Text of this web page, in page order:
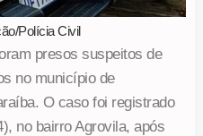
Polícia Civil
presos suspeitos de
no município de
O caso foi registrado
no bairro Agrovila, após